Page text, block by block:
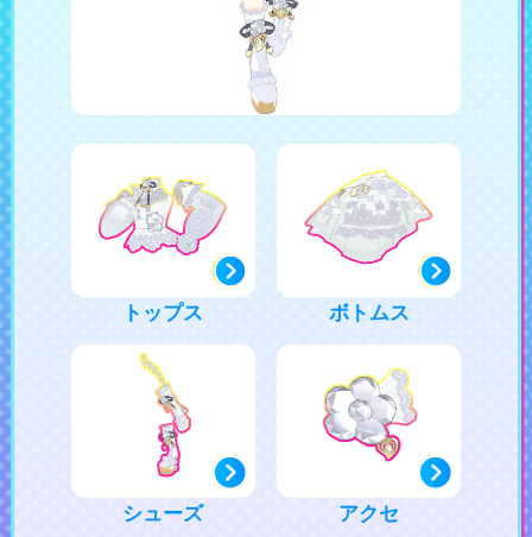
トップス ボトムス
シューズ アクセ